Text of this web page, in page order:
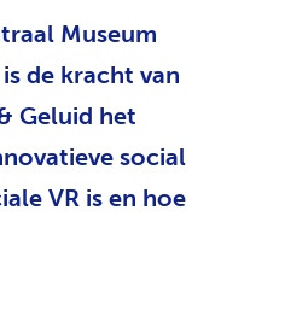
Museum
de kracht van
Geluid het
social
VR is en hoe